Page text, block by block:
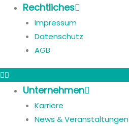
Rechtliches
Impressum
Datenschutz
AGB
Unternehmen
Karriere
News & Veranstaltungen